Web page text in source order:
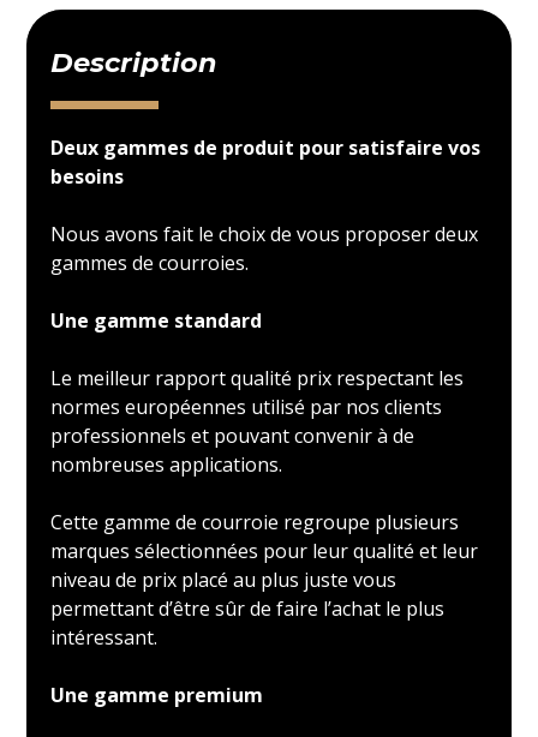
Description
Deux gammes de produit pour satisfaire vos
besoins
Nous avons fait le choix de vous proposer deux
gammes de courroies.
Une gamme standard
Le meilleur rapport qualité prix respectant les
normes européennes utilisé par nos clients
professionnels et pouvant convenir à de
nombreuses applications.
Cette gamme de courroie regroupe plusieurs
marques sélectionnées pour leur qualité et leur
niveau de prix placé au plus juste vous
permettant d’être sûr de faire l’achat le plus
intéressant.
Une gamme premium